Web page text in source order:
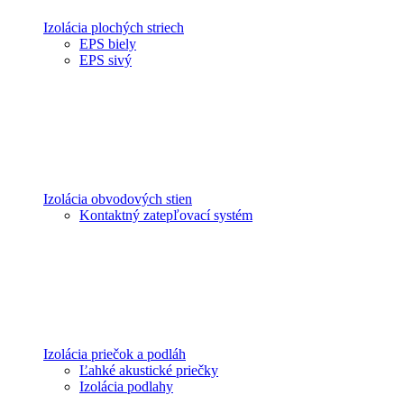
Izolácia plochých striech
EPS biely
EPS sivý
Izolácia obvodových stien
Kontaktný zatepľovací systém
Izolácia priečok a podláh
Ľahké akustické priečky
Izolácia podlahy